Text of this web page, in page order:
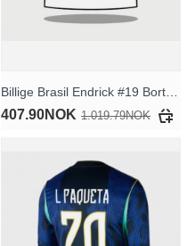
407.90NOK 1.019.79NOK